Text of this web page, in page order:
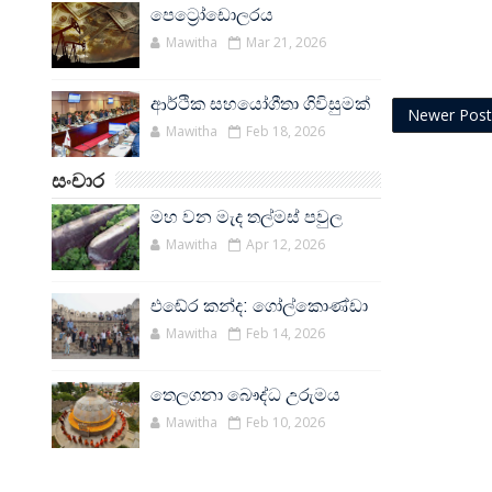
පෙට්‍රෝඩොලරය
Mawitha Mar 21, 2026
ආර්ථික සහයෝගීතා ගිවිසුමක්
Mawitha Feb 18, 2026
සංචාර
මහ වන මැද තල්මස් පවුල
Mawitha Apr 12, 2026
එඬේර කන්ද: ගෝල්කොණ්ඩා
Mawitha Feb 14, 2026
තෙලගනා බෞද්ධ උරුමය
Mawitha Feb 10, 2026
Newer Post